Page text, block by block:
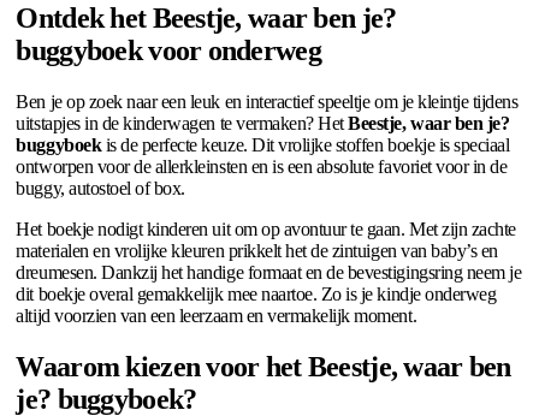
Ontdek het Beestje, waar ben je?
buggyboek voor onderweg
Ben je op zoek naar een leuk en interactief speeltje om je kleintje tijdens
uitstapjes in de kinderwagen te vermaken? HetBeestje, waar ben je?
buggyboekis de perfecte keuze. Dit vrolijke stoffen boekje is speciaal
ontworpen voor de allerkleinsten en is een absolute favoriet voor in de
buggy, autostoel of box.
Het boekje nodigt kinderen uit om op avontuur te gaan. Met zijn zachte
materialen en vrolijke kleuren prikkelt het de zintuigen van baby’s en
dreumesen. Dankzij het handige formaat en de bevestigingsring neem je
dit boekje overal gemakkelijk mee naartoe. Zo is je kindje onderweg
altijd voorzien van een leerzaam en vermakelijk moment.
Waarom kiezen voor het Beestje, waar ben
je? buggyboek?